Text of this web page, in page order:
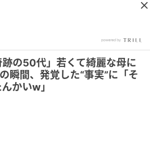
の50代」若くて綺麗な母に
間、発覚した“事実”に「そ
かいw」